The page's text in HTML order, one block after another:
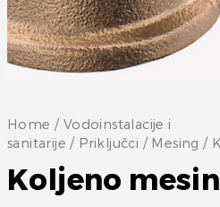
Home / Vodoinstalacije i
sanitarije / Priključci / Mesing /
Koljeno